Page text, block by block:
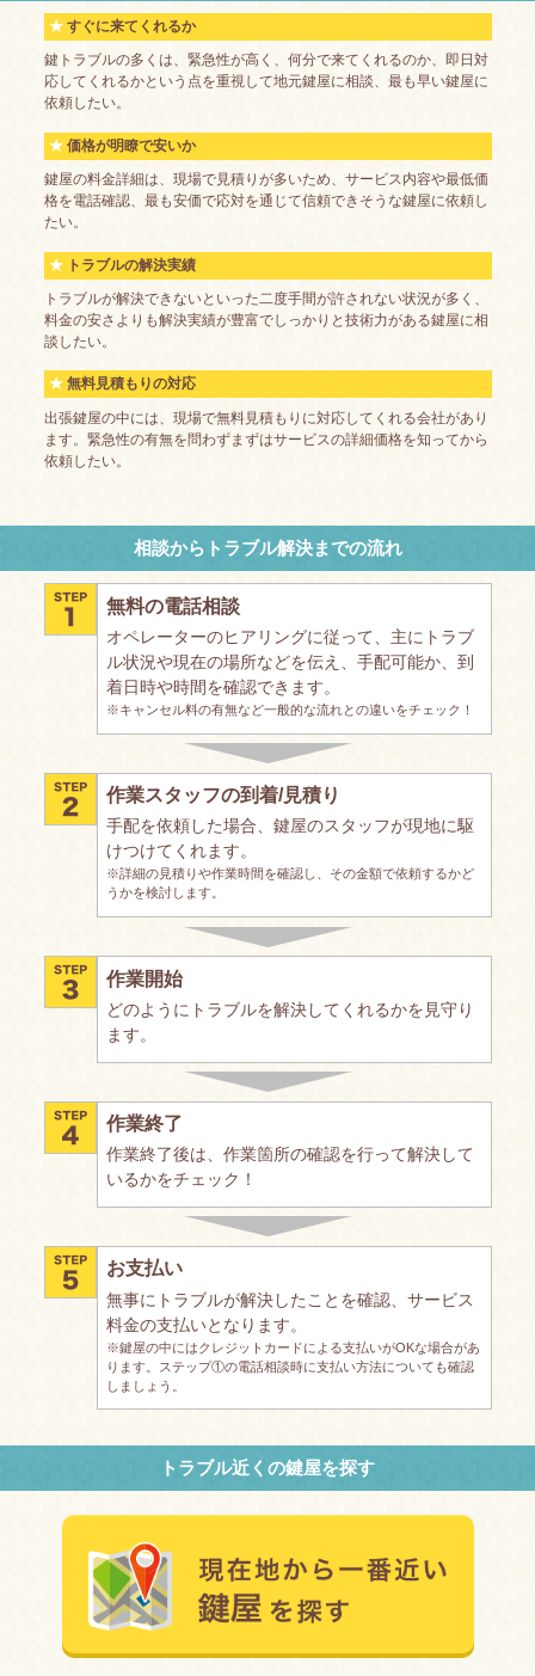
すぐに来てくれるか
鍵トラブルの多くは、緊急性が高く、何分で来てくれるのか、即日対
応してくれるかという点を重視して地元鍵屋に相談、最も早い鍵屋に
依頼したい。
価格が明瞭で安いか
鍵屋の料金詳細は、現場で見積りが多いため、サービス内容や最低価
格を電話確認、最も安価で応対を通じて信頼できそうな鍵屋に依頼し
たい。
トラブルの解決実績
トラブルが解決できないといった二度手間が許されない状況が多く、
料金の安さよりも解決実績が豊富でしっかりと技術力がある鍵屋に相
談したい。
無料見積もりの対応
出張鍵屋の中には、現場で無料見積もりに対応してくれる会社があり
ます。緊急性の有無を問わずまずはサービスの詳細価格を知ってから
依頼したい。
相談からトラブル解決までの流れ
無料の電話相談
オペレーターのヒアリングに従って、主にトラブ
ル状況や現在の場所などを伝え、手配可能か、到
着日時や時間を確認できます。
※キャンセル料の有無など一般的な流れとの違いをチェック！
作業スタッフの到着/見積り
手配を依頼した場合、鍵屋のスタッフが現地に駆
けつけてくれます。
※詳細の見積りや作業時間を確認し、その金額で依頼するかど
うかを検討します。
作業開始
どのようにトラブルを解決してくれるかを見守り
ます。
作業終了
作業終了後は、作業箇所の確認を行って解決して
いるかをチェック！
お支払い
無事にトラブルが解決したことを確認、サービス
料金の支払いとなります。
※鍵屋の中にはクレジットカードによる支払いがOKな場合があ
ります。ステップ①の電話相談時に支払い方法についても確認
しましょう。
トラブル近くの鍵屋を探す